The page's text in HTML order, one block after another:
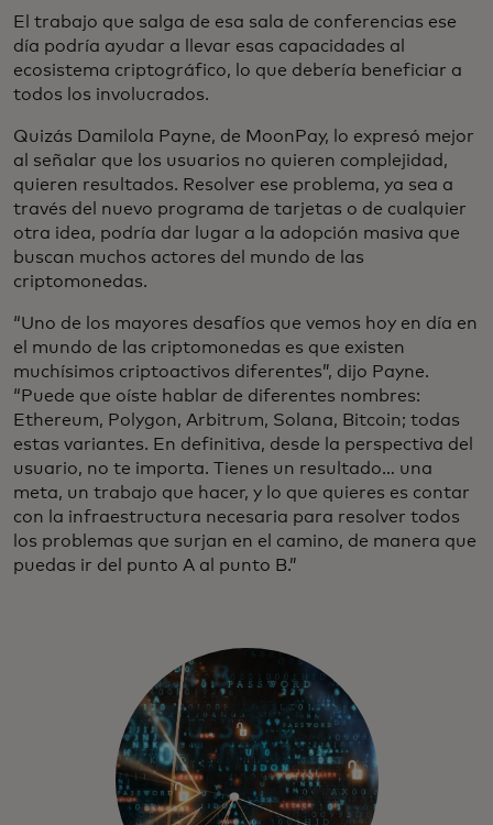
El trabajo que salga de esa sala de conferencias ese
día podría ayudar a llevar esas capacidades al
ecosistema criptográfico, lo que debería beneficiar a
todos los involucrados.
Quizás Damilola Payne, de MoonPay, lo expresó mejor
al señalar que los usuarios no quieren complejidad,
quieren resultados. Resolver ese problema, ya sea a
través del nuevo programa de tarjetas o de cualquier
otra idea, podría dar lugar a la adopción masiva que
buscan muchos actores del mundo de las
criptomonedas.
“Uno de los mayores desafíos que vemos hoy en día en
el mundo de las criptomonedas es que existen
muchísimos criptoactivos diferentes”, dijo Payne.
“Puede que oíste hablar de diferentes nombres:
Ethereum, Polygon, Arbitrum, Solana, Bitcoin; todas
estas variantes. En definitiva, desde la perspectiva del
usuario, no te importa. Tienes un resultado… una
meta, un trabajo que hacer, y lo que quieres es contar
con la infraestructura necesaria para resolver todos
los problemas que surjan en el camino, de manera que
puedas ir del punto A al punto B.”